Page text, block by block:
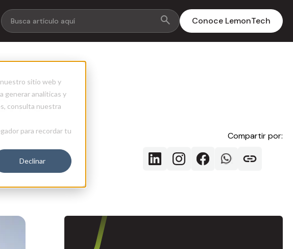
sitio web y
generar analíticas y
consulta nuestra
para recordar tu
Declinar
Conoce LemonTech
Compartir por: